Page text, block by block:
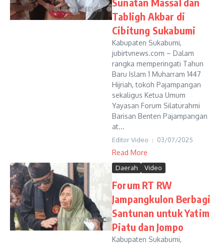
Tabligh Akbar di
Cibitung Sukabumi
Kabupaten Sukabumi,
jubirtvnews.com – Dalam
rangka memperingati Tahun
Baru Islam 1 Muharram 1447
Hijriah, tokoh Pajampangan
sekaligus Ketua Umum
Yayasan Forum Silaturahmi
Barisan Benten Pajampangan
at...
Editor Video 03/07/2025
Read More
Daerah Video
Forum RT RW
Jampangkulon Berbagi
Santunan untuk Yatim
Piatu dan Jompo
Kabupaten Sukabumi,